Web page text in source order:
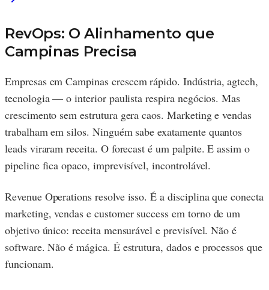
RevOps: O Alinhamento que
Campinas Precisa
Empresas em Campinas crescem rápido. Indústria, agtech,
tecnologia — o interior paulista respira negócios. Mas
crescimento sem estrutura gera caos. Marketing e vendas
trabalham em silos. Ninguém sabe exatamente quantos
leads viraram receita. O forecast é um palpite. E assim o
pipeline fica opaco, imprevisível, incontrolável.
Revenue Operations resolve isso. É a disciplina que conecta
marketing, vendas e customer success em torno de um
objetivo único: receita mensurável e previsível. Não é
software. Não é mágica. É estrutura, dados e processos que
funcionam.